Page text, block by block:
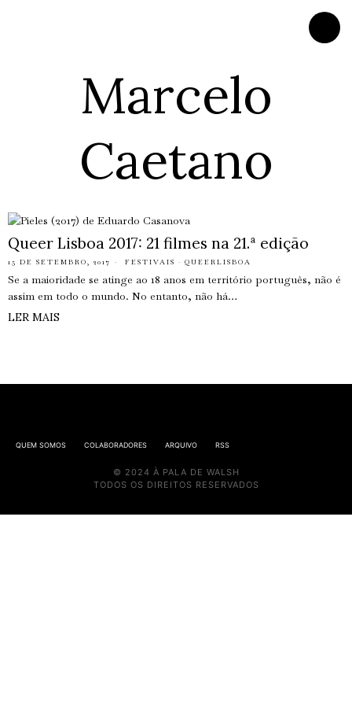
Marcelo
Caetano
Queer Lisboa 2017: 21 filmes na 21.ª edição
15 DE SETEMBRO, 2017 FESTIVAIS · QUEERLISBOA
Se a maioridade se atinge ao 18 anos em território português, não é
assim em todo o mundo. No entanto, não há…
LER MAIS
QUEM SOMOS COLABORADORES ARQUIVO RSS
© 2024 À PALA DE WALSH
TODOS OS DIREITOS RESERVADOS